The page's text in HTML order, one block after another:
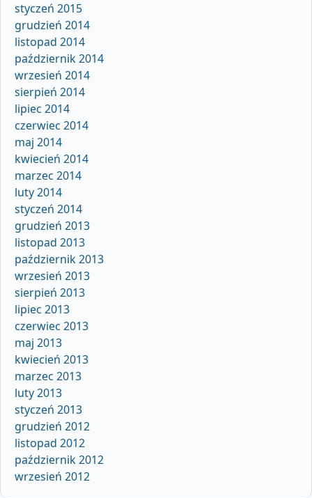
styczeń 2015
grudzień 2014
listopad 2014
październik 2014
wrzesień 2014
sierpień 2014
lipiec 2014
czerwiec 2014
maj 2014
kwiecień 2014
marzec 2014
luty 2014
styczeń 2014
grudzień 2013
listopad 2013
październik 2013
wrzesień 2013
sierpień 2013
lipiec 2013
czerwiec 2013
maj 2013
kwiecień 2013
marzec 2013
luty 2013
styczeń 2013
grudzień 2012
listopad 2012
październik 2012
wrzesień 2012